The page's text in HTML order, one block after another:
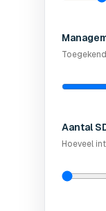
Aantal
Hoeveel